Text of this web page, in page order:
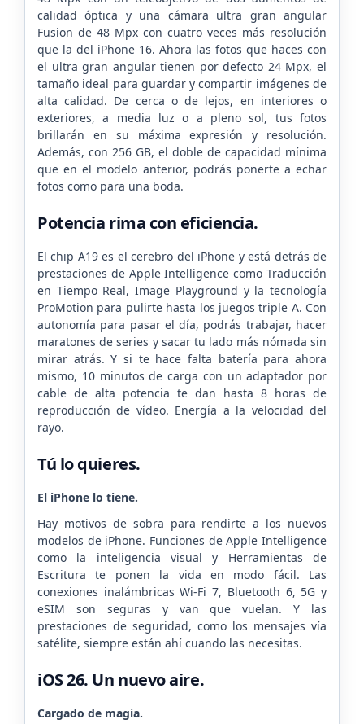
calidad óptica y una cámara ultra gran angular
Fusion de 48 Mpx con cuatro veces más resolución
que la del iPhone 16. Ahora las fotos que haces con
el ultra gran angular tienen por defecto 24 Mpx, el
tamaño ideal para guardar y compartir imágenes de
alta calidad. De cerca o de lejos, en interiores o
exteriores, a media luz o a pleno sol, tus fotos
brillarán en su máxima expresión y resolución.
Además, con 256 GB, el doble de capacidad mínima
que en el modelo anterior, podrás ponerte a echar
fotos como para una boda.
Potencia rima con eficiencia.
El chip A19 es el cerebro del iPhone y está detrás de
prestaciones de Apple Intelligence como Traducción
en Tiempo Real, Image Playground y la tecnología
ProMotion para pulirte hasta los juegos triple A. Con
autonomía para pasar el día, podrás trabajar, hacer
maratones de series y sacar tu lado más nómada sin
mirar atrás. Y si te hace falta batería para ahora
mismo, 10 minutos de carga con un adaptador por
cable de alta potencia te dan hasta 8 horas de
reproducción de vídeo. Energía a la velocidad del
rayo.
Tú lo quieres.
El iPhone lo tiene.
Hay motivos de sobra para rendirte a los nuevos
modelos de iPhone. Funciones de Apple Intelligence
como la inteligencia visual y Herramientas de
Escritura te ponen la vida en modo fácil. Las
conexiones inalámbricas Wi‑Fi 7, Bluetooth 6, 5G y
eSIM son seguras y van que vuelan. Y las
prestaciones de seguridad, como los mensajes vía
satélite, siempre están ahí cuando las necesitas.
iOS 26. Un nuevo aire.
Cargado de magia.